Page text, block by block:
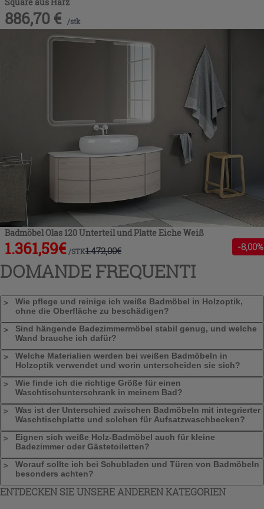
886,70 € /stk
Badmöbel Olas 120 Unterteil und Platte Eiche Weiß
1.361,59€ /STK1.472,00€ -8,00%
DOMANDE FREQUENTI
Wie pflege und reinige ich weiße Badmöbel in Holzoptik,
ohne die Oberfläche zu beschädigen?
Sind hängende Badezimmermöbel stabil genug, und welche
Wand brauche ich dafür?
Welche Materialien werden bei weißen Badmöbeln in
Holzoptik verwendet und worin unterscheiden sie sich?
Wie finde ich die richtige Größe für einen
Waschtischunterschrank in meinem Bad?
Was ist der Unterschied zwischen Badmöbeln mit integrierter
Waschtischplatte und solchen für Aufsatzwaschbecken?
Eignen sich weiße Holz-Badmöbel auch für kleine
Badezimmer oder Gästetoiletten?
Worauf sollte ich bei Schubladen und Türen von Badmöbeln
besonders achten?
ENTDECKEN SIE UNSERE ANDEREN KATEGORIEN